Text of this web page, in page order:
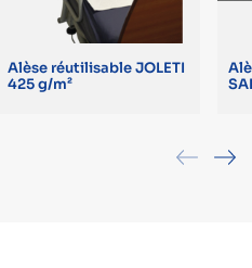
Alèse réutilisable JOLETI
425 g/m²